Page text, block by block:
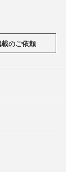
のご依頼